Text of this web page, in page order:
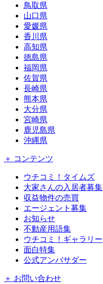
鳥取県
山口県
愛媛県
香川県
高知県
徳島県
福岡県
佐賀県
長崎県
熊本県
大分県
宮崎県
鹿児島県
沖縄県
＋ コンテンツ
ウチコミ！タイムズ
大家さんの入居者募集
収益物件の売買
エージェント募集
お知らせ
不動産用語集
ウチコミ！ギャラリー
面白特集
公式アンバサダー
＋ お問い合わせ